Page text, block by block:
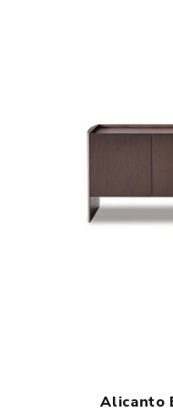
Alicanto